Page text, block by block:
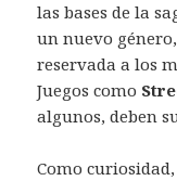
las bases de la
un nuevo
reservada a los
Juegos como
algunos, deben
Como